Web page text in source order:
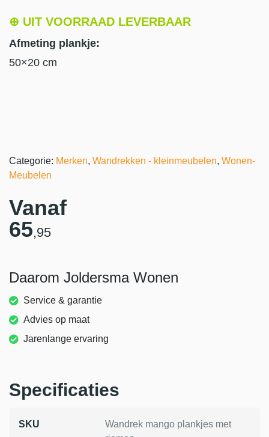
⊕ UIT VOORRAAD LEVERBAAR
Afmeting plankje:
50×20 cm
Categorie: Merken, Wandrekken - kleinmeubelen, Wonen-
Meubelen
Vanaf
65,95
Daarom Joldersma Wonen
Service & garantie
Advies op maat
Jarenlange ervaring
Specificaties
SKU
Wandrek mango plankjes met